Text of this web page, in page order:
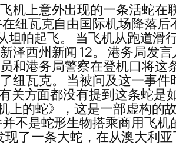
机上意外出现的一条活蛇
纽瓦克自由国际机场降落
帕起飞。 当飞机从跑道
西州新闻 12。 港务局发
和港务局警察在登机口将
纽瓦克。 当被问及这一事
关方面都没有提到这条蛇
上的蛇》，这是一部虚构的
不是蛇形生物搭乘商用飞
现了一条大蛇，在从澳大利